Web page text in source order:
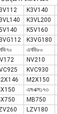
K3V140
K3VL200
K5V160
K3VG180
এনভি৮০
NV210
KVC930
M2X150
এমএক্স১৭৩
MB750
LZV180